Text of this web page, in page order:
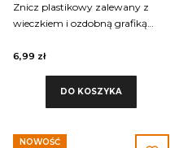
Znicz plastikowy zalewany z
wieczkiem i ozdobną grafiką
6,99 zł
DO KOSZYKA
NOWOŚĆ